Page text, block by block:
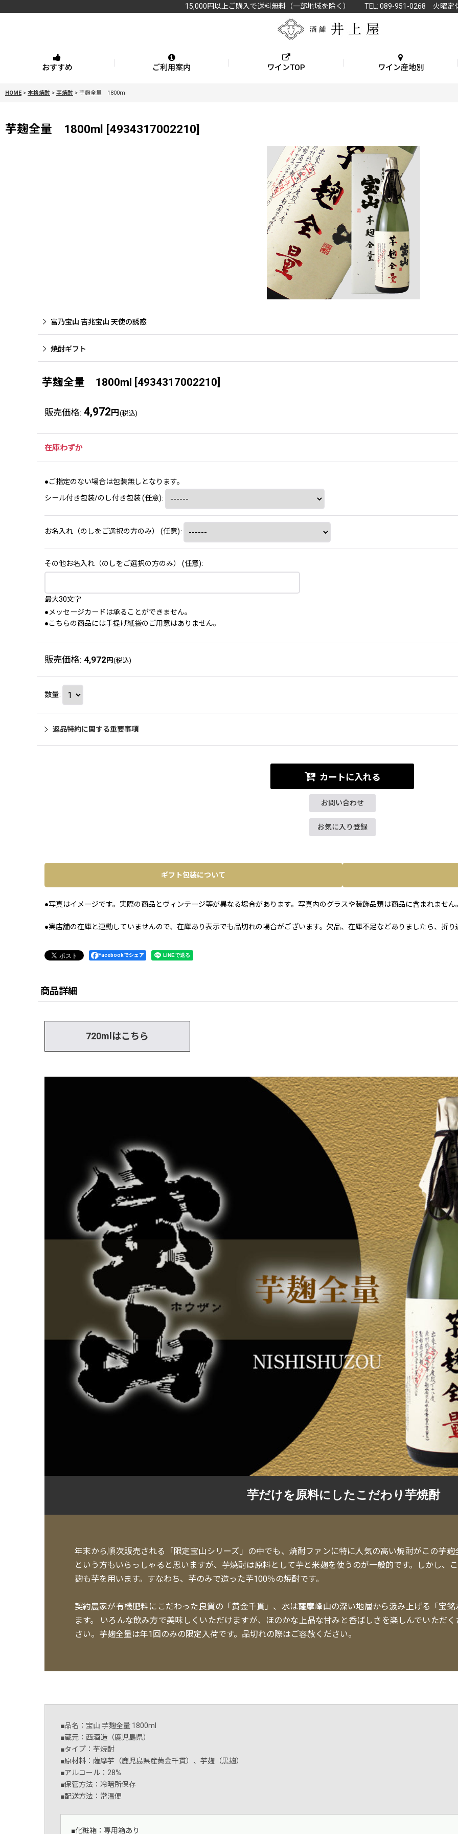
15,000円以上ご購入で送料無料（一部地域を除く） TEL: 089-951-0268 火曜定
おすすめ ご利用案内 ワインTOP ワイン産地別
HOME > 本格焼酎 > 芋焼酎 > 芋麹全量 1800ml
芋麹全量 1800ml [4934317002210]
富乃宝山 吉兆宝山 天使の誘惑
焼酎ギフト
芋麹全量 1800ml [4934317002210]
販売価格: 4,972 円 (税込)
在庫わずか
●ご指定のない場合は包装無しとなります。
シール付き包装/のし付き包装(任意):
お名入れ（のしをご選択の方のみ） (任意):
その他お名入れ（のしをご選択の方のみ） (任意):
最大30文字
●メッセージカードは承ることができません。
●こちらの商品には手提げ紙袋のご用意はありません。
販売価格: 4,972 円 (税込)
数量:
返品特約に関する重要事項
カートに入れる
お問い合わせ
お気に入り登録
ギフト包装について
●写真はイメージです。実際の商品とヴィンテージ等が異なる場合があります。写真内のグラスや装飾品類は商品に含まれません。
●実店舗の在庫と連動していませんので、在庫あり表示でも品切れの場合がございます。欠品、在庫不足などありましたら、折り
Facebookでシェア
商品詳細
720mlはこちら
芋だけを原料にしたこだわり芋焼酎
年末から順次販売される「限定宝山シリーズ」の中でも、焼酎ファンに特に人気の高い焼酎がこの芋麹
という方もいらっしゃると思いますが、芋焼酎は原料として芋と米麹を使うのが一般的です。しかし、
麹も芋を用います。すなわち、芋のみで造った芋100％の焼酎です。
契約農家が有機肥料にこだわった良質の「黄金千貫」、水は薩摩峰山の深い地層から汲み上げる「宝
ます。 いろんな飲み方で美味しくいただけますが、ほのかな上品な甘みと香ばしさを楽しんでいただ
さい。芋麹全量は年1回のみの限定入荷です。品切れの際はご容赦ください。
■品名：宝山 芋麹全量 1800ml
■蔵元：西酒造（鹿児島県）
■タイプ：芋焼酎
■原材料：薩摩芋（鹿児島県産黄金千貫）、芋麹（黒麹）
■アルコール：28%
■保管方法：冷暗所保存
■配送方法：常温便
■化粧箱：専用箱あり